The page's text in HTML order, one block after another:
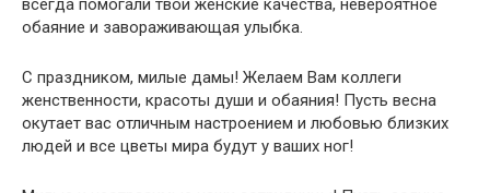
всегда помогали твои женские качества, невероятное
обаяние и завораживающая улыбка.
С праздником, милые дамы! Желаем Вам коллеги
женственности, красоты души и обаяния! Пусть весна
окутает вас отличным настроением и любовью близких
людей и все цветы мира будут у ваших ног!